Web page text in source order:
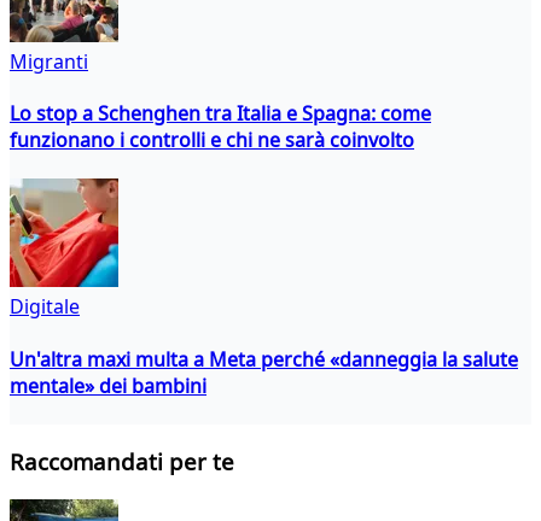
Migranti
Lo stop a Schenghen tra Italia e Spagna: come
funzionano i controlli e chi ne sarà coinvolto
Digitale
Un'altra maxi multa a Meta perché «danneggia la salute
mentale» dei bambini
Raccomandati per te